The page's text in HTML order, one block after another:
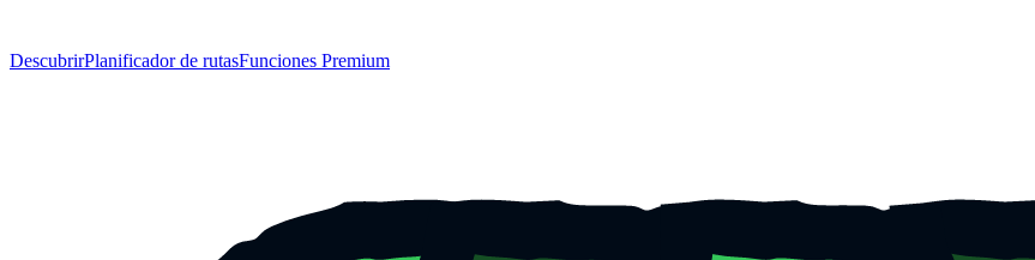
DescubrirPlanificador de rutasFunciones Premium